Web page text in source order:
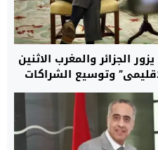
الجزائر والمغرب الاثنين
وتوسيع الشراكات